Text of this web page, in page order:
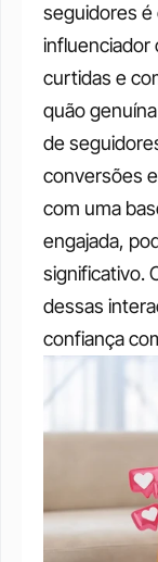
seguidores é
influenciador
curtidas e
quão
de
conversões
com uma
engajada,
significativo.
dessas
confiança